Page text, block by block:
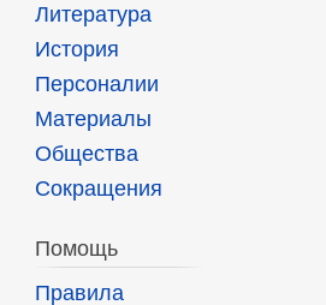
Литература
История
Персоналии
Материалы
Общества
Сокращения
Помощь
Правила